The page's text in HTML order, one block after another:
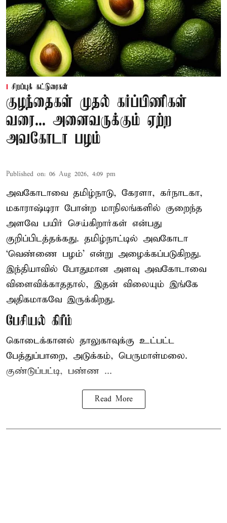
சிறப்புக் கட்டுரைகள்
குழந்தைகள் முதல் கர்ப்பிணிகள்
வரை... அனைவருக்கும் ஏற்ற
அவகோடா பழம்
Published on: 06 Aug 2026, 4:09 pm
அவகோடாவை தமிழ்நாடு, கேரளா, கர்நாடகா,
மகாராஷ்டிரா போன்ற மாநிலங்களில் குறைந்த
அளவே பயிர் செய்கிறார்கள் என்பது
குறிப்பிடத்தக்கது. தமிழ்நாட்டில் அவகோடா
‘வெண்ணை பழம்’ என்று அழைக்கப்படுகிறது.
இந்தியாவில் போதுமான அளவு அவகோடாவை
விளைவிக்காததால், இதன் விலையும் இங்கே
அதிகமாகவே இருக்கிறது.
பேசியல் கிரீம்
கொடைக்கானல் தாலுகாவுக்கு உட்பட்ட
பேத்துப்பாறை, அடுக்கம், பெருமாள்மலை.
குண்டுப்பட்டி, பண்ண ...
Read More